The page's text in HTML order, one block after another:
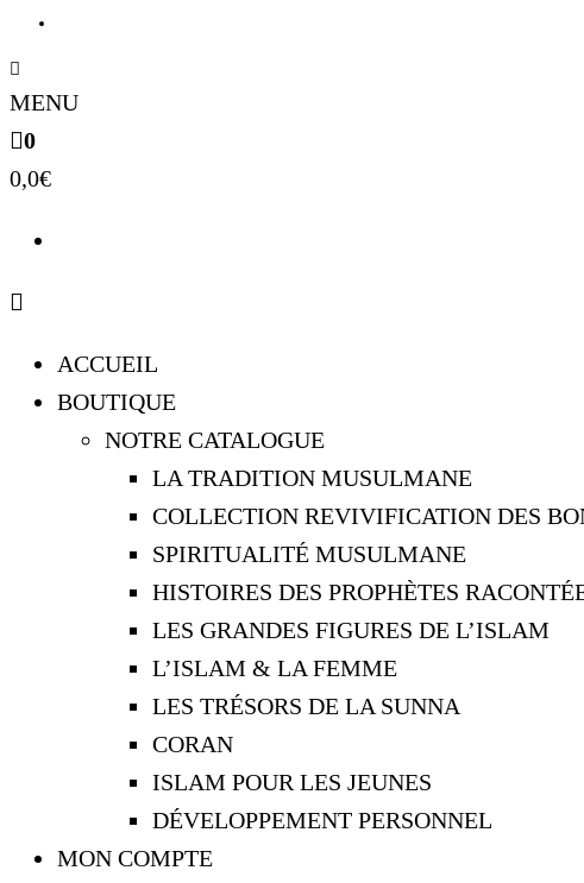
MENU
0
0,0€
ACCUEIL
BOUTIQUE
NOTRE CATALOGUE
LA TRADITION MUSULMANE
COLLECTION REVIVIFICATION DES
SPIRITUALITÉ MUSULMANE
HISTOIRES DES PROPHÈTES
LES GRANDES FIGURES DE L’ISLAM
L’ISLAM & LA FEMME
LES TRÉSORS DE LA SUNNA
CORAN
ISLAM POUR LES JEUNES
DÉVELOPPEMENT PERSONNEL
MON COMPTE